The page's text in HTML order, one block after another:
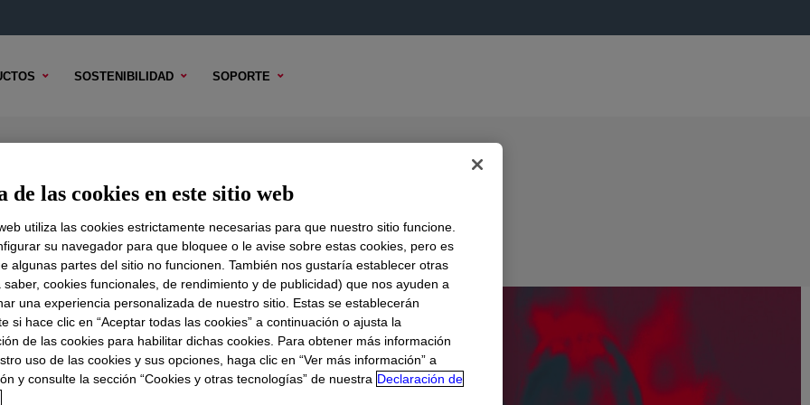
SOSTENIBILIDAD SOPORTE
TÉCNICO OPCIONES DE MUESTRA OPCIONES DE COMPRA
de las cookies en este sitio web
utiliza las cookies estrictamente necesarias para que nuestro sitio funcione.
su navegador para que bloquee o le avise sobre estas cookies, pero es
algunas partes del sitio no funcionen. También nos gustaría establecer otras
saber, cookies funcionales, de rendimiento y de publicidad) que nos ayuden a
una experiencia personalizada de nuestro sitio. Estas se establecerán
si hace clic en “Aceptar todas las cookies” a continuación o ajusta la
de las cookies para habilitar dichas cookies. Para obtener más información
uso de las cookies y sus opciones, haga clic en “Ver más información” a
y consulte la sección “Cookies y otras tecnologías” de nuestra Declaración de